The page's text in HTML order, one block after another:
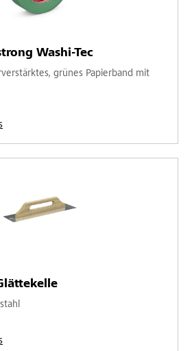
Washi-Tec
grünes Papierband mit